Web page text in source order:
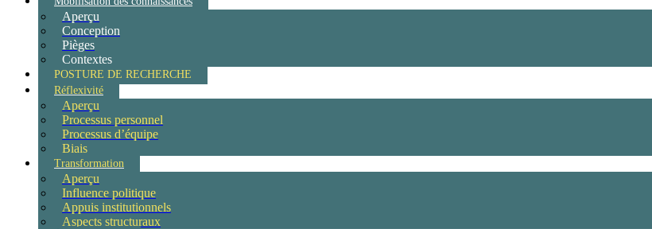
Aperçu
Conception
Pièges
Contextes
POSTURE DE RECHERCHE
Réflexivité
Aperçu
Processus personnel
Processus d’équipe
Biais
Transformation
Aperçu
Influence politique
Appuis institutionnels
Aspects structuraux